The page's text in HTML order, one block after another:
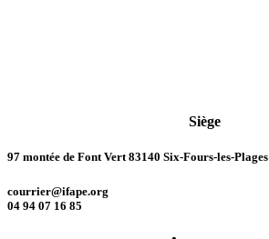
Siège
97 montée de Font Vert 83140 Six-Fours-les-Plages
courrier@ifape.org
04 94 07 16 85